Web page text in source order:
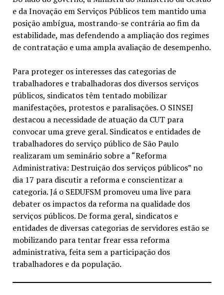
e da Inovação em Serviços Públicos tem mantido uma
posição ambígua, mostrando-se contrária ao fim da
estabilidade, mas defendendo a ampliação dos regimes
de contratação e uma ampla avaliação de desempenho.
Para proteger os interesses das categorias de
trabalhadores e trabalhadoras dos diversos serviços
públicos, sindicatos têm tentado mobilizar
manifestações, protestos e paralisações. O SINSEJ
destacou a necessidade de atuação da CUT para
convocar uma greve geral. Sindicatos e entidades de
trabalhadores do serviço público de São Paulo
realizaram um seminário sobre a “Reforma
Administrativa: Destruição dos serviços públicos” no
dia 17 para discutir a reforma e conscientizar a
categoria. Já o SEDUFSM promoveu uma live para
debater os impactos da reforma na qualidade dos
serviços públicos. De forma geral, sindicatos e
entidades de diversas categorias de servidores estão se
mobilizando para tentar frear essa reforma
administrativa, feita sem a participação dos
trabalhadores e da população.